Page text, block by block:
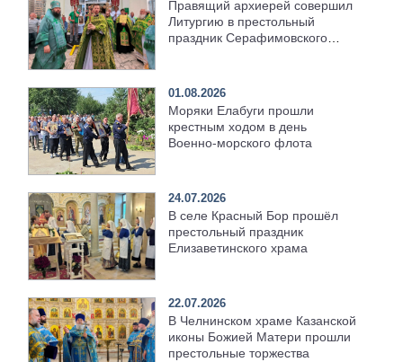
Правящий архиерей совершил
Литургию в престольный
праздник Серафимовского
01.08.2026
Моряки Елабуги прошли
крестным ходом в день
Военно‑морского флота
24.07.2026
В селе Красный Бор прошёл
престольный праздник
Елизаветинского храма
22.07.2026
В Челнинском храме Казанской
иконы Божией Матери прошли
престольные торжества